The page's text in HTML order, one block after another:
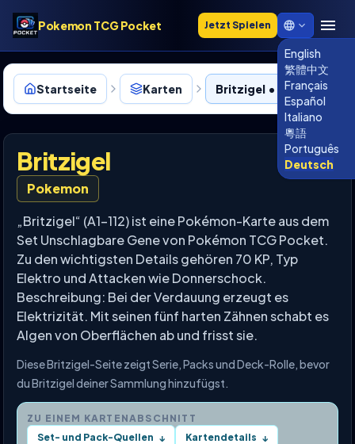
Pokemon TCG Pocket Jetzt Spielen
English
繁體中文
Français
Español
Italiano
粵語
Português
Deutsch
Startseite Karten Britzigel • 112
Britzigel
Pokemon
„Britzigel“ (A1-112) ist eine Pokémon-Karte aus dem
Set Unschlagbare Gene von Pokémon TCG Pocket.
Zu den wichtigsten Details gehören 70 KP, Typ
Elektro und Attacken wie Donnerschock.
Beschreibung: Bei der Verdauung erzeugt es
Elektrizität. Mit seinen fünf harten Zähnen schabt es
Algen von Oberflächen ab und frisst sie.
Diese Britzigel-Seite zeigt Serie, Packs und Deck-Rolle, bevor
du Britzigel deiner Sammlung hinzufügst.
ZU EINEM KARTENABSCHNITT
Set- und Pack-Quellen ↓ Kartendetails ↓